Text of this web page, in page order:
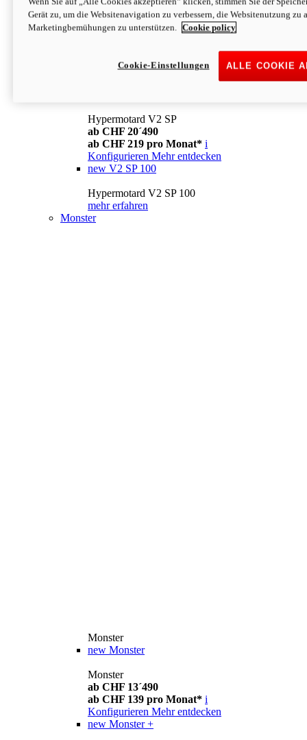
Konfigurieren Mehr entdecken
newV2
ab CHF 169 pro Monat* i
Mehr entdecken
Hypermotard V2 SP
ab CHF 20´490
ab CHF 219 pro Monat* i
Konfigurieren Mehr entdecken
new V2 SP 100
Hypermotard V2 SP 100
mehr erfahren
Monster
Monster
new Monster
Monster
ab CHF 13´490
ab CHF 139 pro Monat* i
Konfigurieren Mehr entdecken
new Monster +
Gerät zu, um die Websitenavigation zu verbessern, die Websitenutzung zu
Marketingbemühungen zu unterstützen.
Cookie policy
ALLE COOKIE
Cookie-Einstellungen